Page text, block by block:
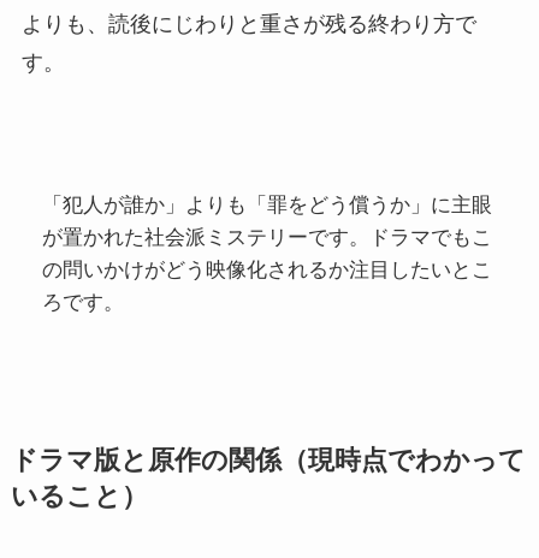
よりも、読後にじわりと重さが残る終わり方で
す。
「犯人が誰か」よりも「罪をどう償うか」に主眼
が置かれた社会派ミステリーです。ドラマでもこ
の問いかけがどう映像化されるか注目したいとこ
ろです。
ドラマ版と原作の関係（現時点でわかって
いること）